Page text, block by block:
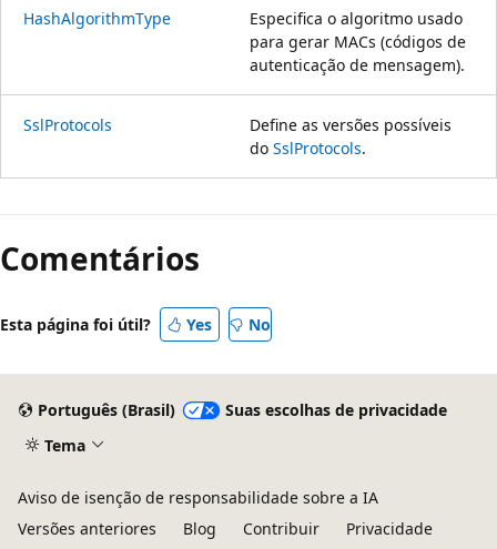
HashAlgorithmType
Especifica o algoritmo usado
para gerar MACs (códigos de
autenticação de mensagem).
SslProtocols
Define as versões possíveis
do SslProtocols.
de
leitura
Comentários
Esta página foi útil? Yes No
Português (Brasil)
Suas escolhas de privacidade
Tema
Aviso de isenção de responsabilidade sobre a IA
Versões anteriores
Blog Contribuir Privacidade